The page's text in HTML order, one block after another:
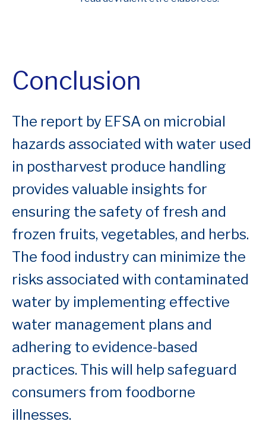
Conclusion
The report by EFSA on microbial
hazards associated with water used
in postharvest produce handling
provides valuable insights for
ensuring the safety of fresh and
frozen fruits, vegetables, and herbs.
The food industry can minimize the
risks associated with contaminated
water by implementing effective
water management plans and
adhering to evidence-based
practices. This will help safeguard
consumers from foodborne
illnesses.